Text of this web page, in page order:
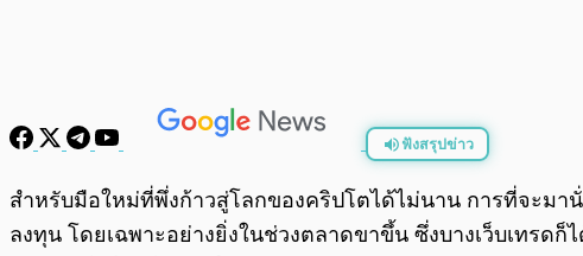
ฟังสรุปข่าว
พร้อมเล่น
สำหรับมือใหม่ที่พึ่งก้าวสู่โลกของคริปโตได้ไม่นาน การที่จะมา
ลงทุน โดยเฉพาะอย่างยิ่งในช่วงตลาดขาขึ้น ซึ่งบางเว็บเทรด